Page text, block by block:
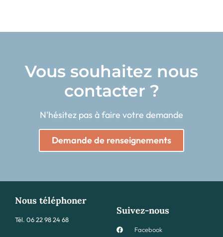
Vous souhaitez nous
contacter ?
N'hésitez pas à faire votre demande
Demande de renseignements
Nous téléphoner
Tél. 06 22 98 24 68
Suivez-nous
Facebook